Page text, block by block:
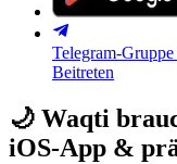
Telegram-Gruppe
Beitreten
🌙 Waqti
iOS-App &